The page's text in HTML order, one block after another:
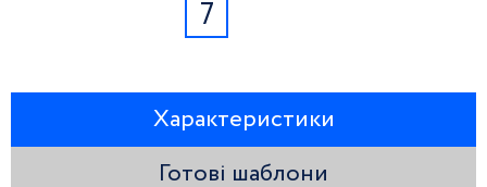
7
Характеристики
Готові шаблони